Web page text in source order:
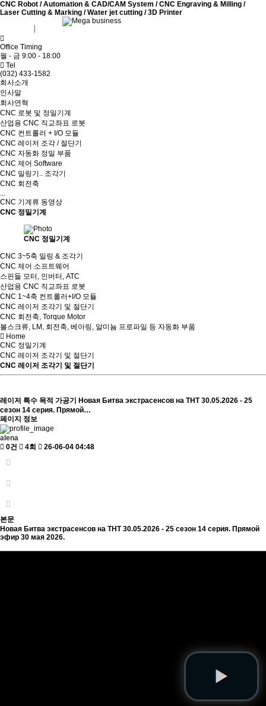
CNC Robot / Automation & CAD/CAM System / CNC Engraving & Milling /
Laser Cutting & Marking / Water jet cutting / 3D Printer
Office Timing
월 - 금 9:00 - 18:00
Tel
(032) 433-1582
회사소개
인사말
회사연혁
CNC 로봇 및 정밀기계
산업용 CNC 직교좌표 로봇
CNC 컨트롤러 + I/O 모듈
CNC 레이저 조각 / 절단기
CNC 자동화 정밀 부품
CNC 제어 Software
CNC 밀링기.. 조각기
CNC 회전축
...
CNC 기계류 동영상
CNC 정밀기계
CNC 정밀기계
CNC 3~5축 밀링 & 조각기
CNC 제어 소프트웨어
스핀들 모터, 인버터, ATC
산업용 CNC 직교좌표 로봇
CNC 1~4축 컨트롤러+I/O 모듈
CNC 레이저 조각기 및 절단기
CNC 회전축, Torque Motor
볼스크류, LM, 회전축, 베아링, 알미늄 프로파일 등 자동화 부품
Home
CNC 정밀기계
CNC 레이저 조각기 및 절단기
CNC 레이저 조각기 및 절단기
레이저 특수 목적 가공기
Новая Битва экстрасенсов на ТНТ 30.05.2026 - 25
сезон 14 серия. Прямой…
페이지 정보
alena
0건
4회 26-06-04 04:48
본문
Новая Битва экстрасенсов на ТНТ 30.05.2026 - 25 сезон 14 серия. Прямой
эфир 30 мая 2026.